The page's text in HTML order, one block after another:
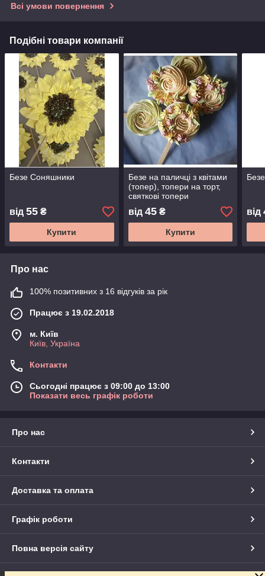
Всі умови повернення
Подібні товари компанії
Безе Соняшники
від 55 ₴
Купити
Безе на паличці з квітами
(топер), топери на торт,
святкові топери
від 45₴
Купити
від
Про нас
100% позитивних з 16 відгуків за рік
Працює з 19.02.2018
м. Київ
Київ, Україна
Контакти
Сьогодні працює з 09:00 до 13:00
Показати весь графік роботи
Про нас
Контакти
Доставка та оплата
Графік роботи
Повна версія сайту